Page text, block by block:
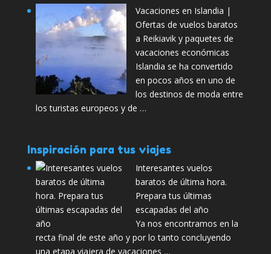
Vacaciones en Islandia |
Ofertas de vuelos baratos
a Reikiavik y paquetes de
vacaciones económicas
Islandia se ha convertido
en pocos años en uno de
los destinos de moda entre
los turistas europeos y de …
Inspiración para tus viajes
Interesantes vuelos
baratos de última hora.
Prepara tus últimas
escapadas del año
Ya nos encontramos en la
recta final de este año y por lo tanto concluyendo
una etapa viajera de vacaciones …